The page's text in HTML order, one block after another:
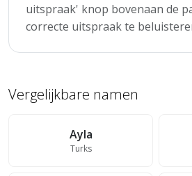
uitspraak' knop bovenaan de
correcte uitspraak te
Vergelijkbare namen
Ayla
Turks